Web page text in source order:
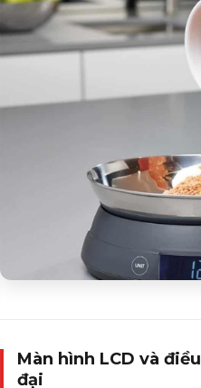
Màn hình LCD và
đại